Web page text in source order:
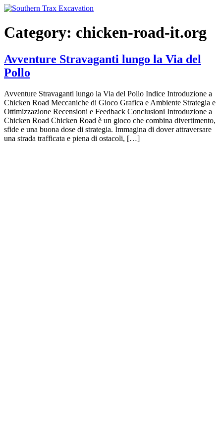
Skip
content
Category: chicken-road-it.org
Avventure Stravaganti lungo la Via del
Pollo
Avventure Stravaganti lungo la Via del Pollo Indice Introduzione a
Chicken Road Meccaniche di Gioco Grafica e Ambiente Strategia e
Ottimizzazione Recensioni e Feedback Conclusioni Introduzione a
Chicken Road Chicken Road è un gioco che combina divertimento,
sfide e una buona dose di strategia. Immagina di dover attraversare
una strada trafficata e piena di ostacoli, […]